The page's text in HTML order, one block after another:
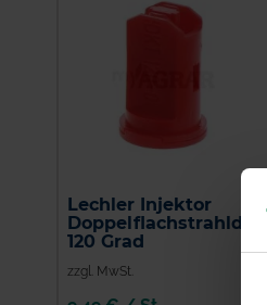
Lechler Injektor
Doppelflachstrahldüse
120 Grad
zzgl. MwSt.